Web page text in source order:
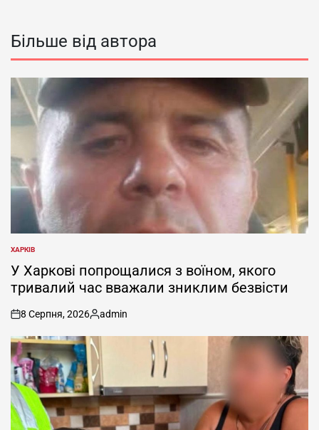
Більше від автора
ОПУБЛІКУВАТИ
У
ХАРКІВ
У Харкові попрощалися з воїном, якого
тривалий час вважали зниклим безвісти
on
8 Серпня, 2026
Опубліковано
admin